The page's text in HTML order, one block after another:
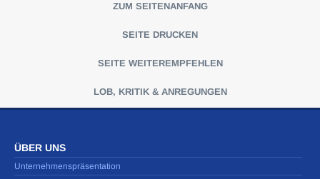
ZUM SEITENANFANG
SEITE DRUCKEN
SEITE WEITEREMPFEHLEN
LOB, KRITIK & ANREGUNGEN
ÜBER UNS
Unternehmenspräsentation